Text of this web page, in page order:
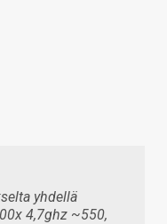
yhdellä
4,7ghz ~550,